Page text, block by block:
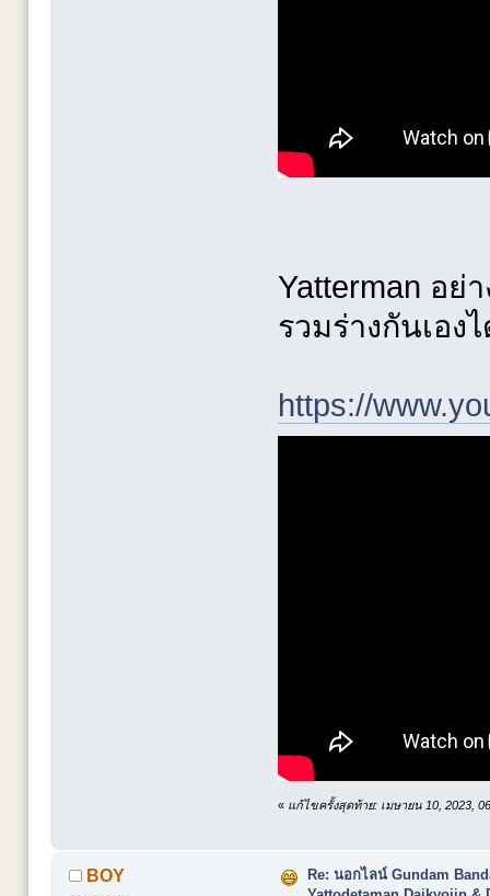
Yatterman อย่
รวมร่างกันเอง
https://
« แก้ไขครั้งสุดท้าย: เมษายน 10, 2023,
BOY
Re: นอกไลน์ Gundam